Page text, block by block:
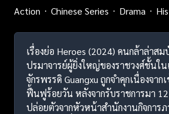
Action
Chinese Series Drama
เรื่องย่อ Heroes (2024) คนกล้าล่าสม
ปรมาจารย์ผู้ยิ่งใหญ่ของราชวงศ์ชั้นใ
จักรพรรดิ Guangxu ถูกจำคุกเนื่องจาก
ฟื้นฟูร้อยวัน หลังจากรับราชการมา 12
ปล่อยตัวจากหัวหน้าสำนักงานกิจการ